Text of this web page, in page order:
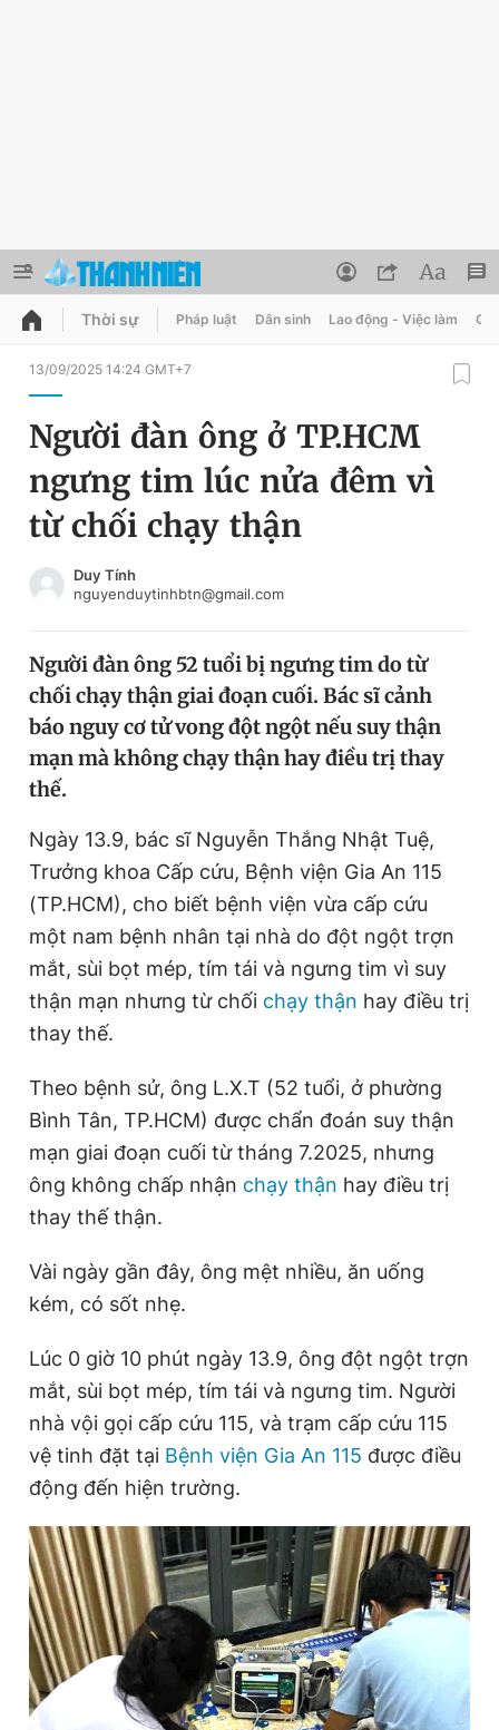
QUẢNG CÁO
Chuyên mục
Chuyên mục khác
Chào ngày mới
Video Magazine
Sản phẩm khác
Tiện ích Bạn cần biết
Thông tin tòa soạn Liên hệ quảng cáo
Đọc Thanh Niên trên điện thoại
Theo dõi báo trên
Hotline
0906 645 777
Liên hệ quảng cáo
Đặt báo Quảng cáo RSS Tòa soạn Chính sách bảo
Tổng biên tập: Nguyễn Ngọc Toàn
Phó tổng biên tập thường trực: Hải Thành
Phó tổng biên tập: Lâm Hiếu Dũng
Phó tổng biên tập: Trần Việt Hưng
Tổng thư ký tòa soạn: Đức Trung
© 2003-2026 Bản quyền thuộc về Báo Thanh Niên. Cấm sao
chép dưới mọi hình thức nếu không có sự chấp thuận bằng văn
bản. Phát triển bởi ePi Technologies, JSC.
Đổi mật khẩu
Tin đã lưu
Đăng xuất
Thời sự Pháp luật Dân sinh Lao động - Việc làm
13/09/2025 14:24 GMT+7
Người đàn ông ở TP.HCM
ngưng tim lúc nửa đêm vì
từ chối chạy thận
Duy Tính
nguyenduytinhbtn@gmail.com
Người đàn ông 52 tuổi bị ngưng tim do từ
chối chạy thận giai đoạn cuối. Bác sĩ cảnh
báo nguy cơ tử vong đột ngột nếu suy thận
mạn mà không chạy thận hay điều trị thay
thế.
Ngày 13.9, bác sĩ Nguyễn Thắng Nhật Tuệ,
Trưởng khoa Cấp cứu, Bệnh viện Gia An 115
(TP.HCM), cho biết bệnh viện vừa cấp cứu
một nam bệnh nhân tại nhà do đột ngột trợn
mắt, sùi bọt mép, tím tái và ngưng tim vì suy
thận mạn nhưng từ chối chạy thận hay điều trị
thay thế.
Theo bệnh sử, ông L.X.T (52 tuổi, ở phường
Bình Tân, TP.HCM) được chẩn đoán suy thận
mạn giai đoạn cuối từ tháng 7.2025, nhưng
ông không chấp nhận chạy thận hay điều trị
thay thế thận.
Vài ngày gần đây, ông mệt nhiều, ăn uống
kém, có sốt nhẹ.
Lúc 0 giờ 10 phút ngày 13.9, ông đột ngột trợn
mắt, sùi bọt mép, tím tái và ngưng tim. Người
nhà vội gọi cấp cứu 115, và trạm cấp cứu 115
vệ tinh đặt tại Bệnh viện Gia An 115 được điều
động đến hiện trường.